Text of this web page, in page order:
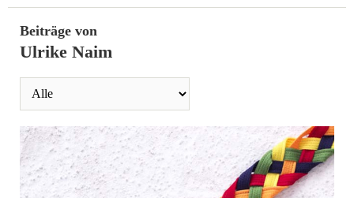
Beiträge von
Ulrike Naim